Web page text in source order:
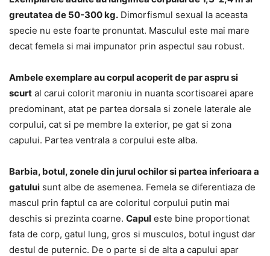
greutatea de 50-300 kg. Dimorfismul sexual la aceasta
specie nu este foarte pronuntat. Masculul este mai mare
decat femela si mai impunator prin aspectul sau robust.
Ambele exemplare au corpul acoperit de par aspru si
scurt al carui colorit maroniu in nuanta scortisoarei apare
predominant, atat pe partea dorsala si zonele laterale ale
corpului, cat si pe membre la exterior, pe gat si zona
capului. Partea ventrala a corpului este alba.
Barbia, botul, zonele din jurul ochilor si partea inferioara a
gatului sunt albe de asemenea. Femela se diferentiaza de
mascul prin faptul ca are coloritul corpului putin mai
deschis si prezinta coarne. Capul este bine proportionat
fata de corp, gatul lung, gros si musculos, botul ingust dar
destul de puternic. De o parte si de alta a capului apar